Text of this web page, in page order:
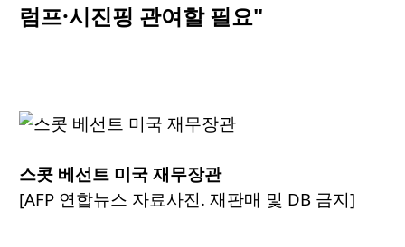
럼프·시진핑 관여할 필요"
스콧 베선트 미국 재무장관
[AFP 연합뉴스 자료사진. 재판매 및 DB 금지]